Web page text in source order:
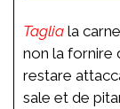
Taglia la
non la fornire
restare
sale et de